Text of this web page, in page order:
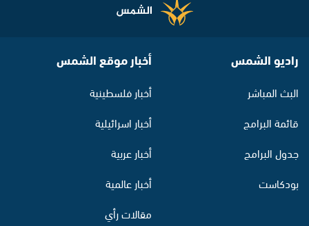
راديو الشمس
البث المباشر
قائمة البرامج
جدول البرامج
بودكاست
أخبار موقع الشمس
أخبار فلسطينية
أخبار اسرائيلية
أخبار عربية
أخبار عالمية
مقالات رأي